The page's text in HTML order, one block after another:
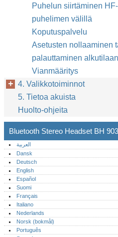
Puhelun siirtäminen
puhelimen välillä
Koputuspalvelu
Asetusten nollaaminen
palauttaminen alkutilaan
Vianmääritys
4. Valikkotoiminnot
5. Tietoa akuista
Huolto-ohjeita
Bluetooth Stereo Headset BH 903
العربية
Dansk
Deutsch
English
Español
Suomi
Français
Italiano
Nederlands
Norsk (bokmål)‎
Português‎